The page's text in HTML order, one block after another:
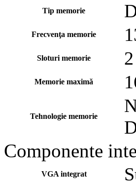
Tip memorie
Frecvenţa memorie
Sloturi memorie
Memorie maximă
Tehnologie memorie
Componente
VGA integrat